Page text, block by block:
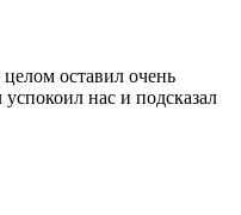
оставил очень
нас и подсказал